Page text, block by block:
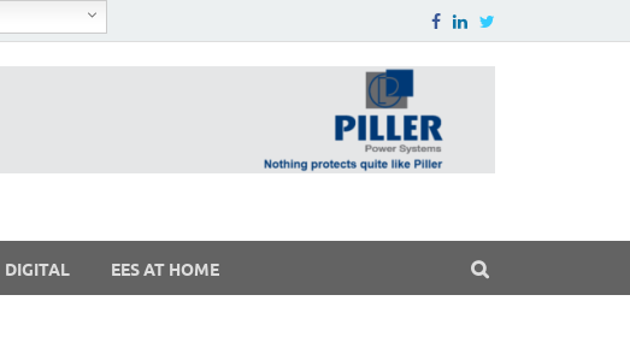
DIGITAL EES AT HOME